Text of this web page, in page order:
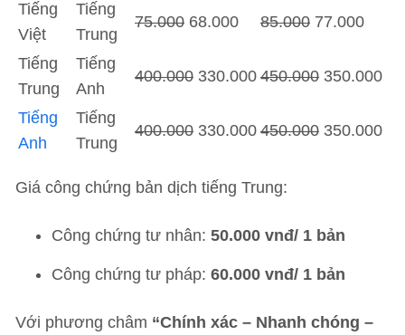
Tiếng
Việt
Tiếng
Trung
75.000 68.000 85.000 77.000
Tiếng
Trung
Tiếng
Anh
400.000 330.000 450.000 350.000
Tiếng
Anh
Tiếng
Trung
400.000 330.000 450.000 350.000
Giá công chứng bản dịch tiếng Trung:
Công chứng tư nhân: 50.000 vnđ/ 1 bản
Công chứng tư pháp: 60.000 vnđ/ 1 bản
Với phương châm “Chính xác – Nhanh chóng –